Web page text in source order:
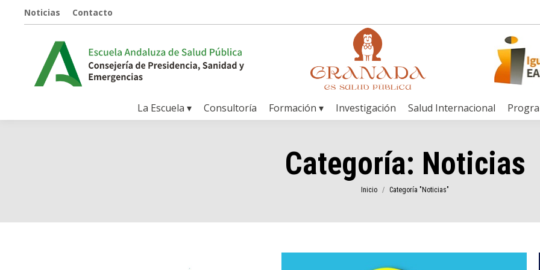
Noticias Contacto
La Escuela ▾ Consultoría Formación ▾ Investigación Salud Internacional
Categoría: Noticias
Estás aquí:
Inicio Categoría "Noticias"